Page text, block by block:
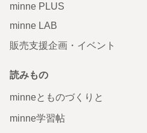
minne PLUS
minne LAB
販売支援企画・イベント
読みもの
minneとものづくりと
minne学習帖